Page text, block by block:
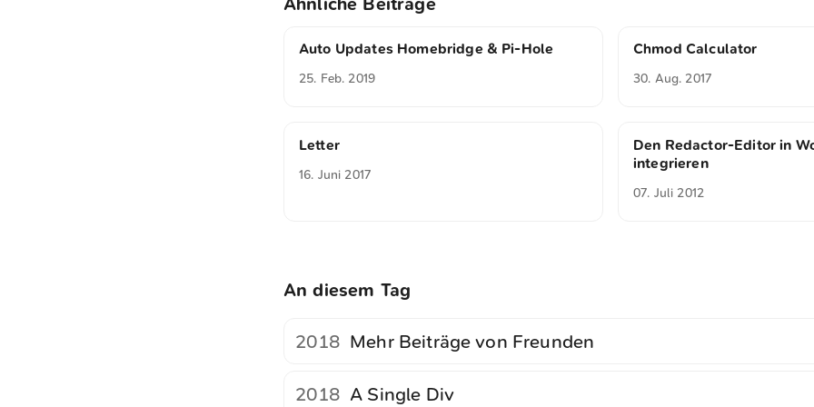
Auto Updates Homebridge & Pi-Hole
25. Feb. 2019
Chmod Calculator
30. Aug. 2017
Letter
16. Juni 2017
Den Redactor-Editor in
integrieren
07. Juli 2012
An diesem Tag
2018 Mehr Beiträge von Freunden
2018 A Single Div